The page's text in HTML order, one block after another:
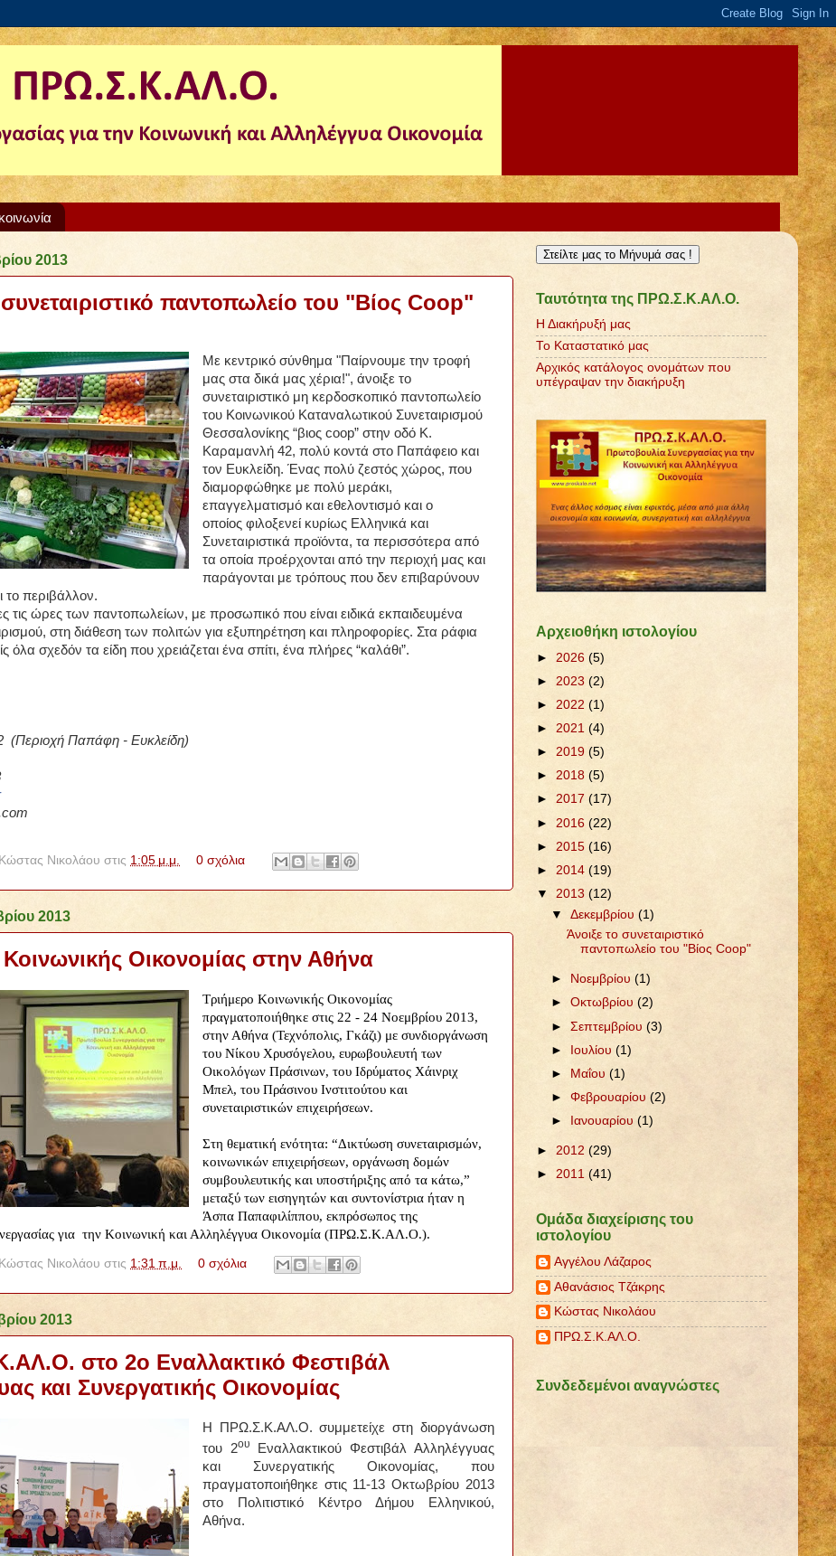
2013
παντοπωλείο του "Βίος Coop"
Με κεντρικό σύνθημα "Παίρνουμε την τροφή
μας στα δικά μας χέρια!", άνοιξε το
συνεταιριστικό μη κερδοσκοπικό παντοπωλείο
του Κοινωνικού Καταναλωτικού Συνεταιρισμού
Θεσσαλονίκης “βιος coop” στην οδό Κ.
Καραμανλή 42, πολύ κοντά στο Παπάφειο και
τον Ευκλείδη. Ένας πολύ ζεστός χώρος, που
διαμορφώθηκε με πολύ μεράκι,
επαγγελματισμό και εθελοντισμό και ο
οποίοςφιλοξενεί κυρίως Ελληνικά και
Συνεταιριστικά προϊόντα, τα περισσότερα από
τα οποία προέρχονται από την περιοχή μας και
παράγονται με τρόπους που δεν επιβαρύνουν
περιβάλλον.
τις ώρες των παντοπωλείων, με προσωπικό που είναι ειδικά εκπαιδευμένα
στη διάθεση των πολιτών για εξυπηρέτηση και πληροφορίες. Στα ράφια
όλα σχεδόν τα είδη που χρειάζεται ένα σπίτι, ένα πλήρες “καλάθι”.
(Περιοχή Παπάφη - Ευκλείδη)
Κώστας Νικολάου στις 1:05 μ.μ. 0 σχόλια
2013
Οικονομίας στην Αθήνα
Τριήμερο Κοινωνικής Οικονομίας
πραγματοποιήθηκε στις 22 - 24 Νοεμβρίου 2013,
στην Αθήνα (Τεχνόπολις, Γκάζι) με συνδιοργάνωση
του Νίκου Χρυσόγελου, ευρωβουλευτή των
Οικολόγων Πράσινων, τουΙδρύματος Χάινριχ
Μπελ, του Πράσινου Ινστιτούτου και
συνεταιριστικών επιχειρήσεων.
Στη θεματική ενότητα: “Δικτύωση συνεταιρισμών,
κοινωνικών επιχειρήσεων, οργάνωση δομών
συμβουλευτικής και υποστήριξης από τα κάτω,”
μεταξύ των εισηγητών και συντονίστρια ήταν η
Άσπα Παπαφιλίππου, εκπρόσωπος της
για την Κοινωνική και Αλληλέγγυα Οικονομία (ΠΡΩ.Σ.Κ.ΑΛ.Ο.).
Κώστας Νικολάου στις 1:31 π.μ. 0 σχόλια
2013
στο 2ο Εναλλακτικό Φεστιβάλ
και Συνεργατικής Οικονομίας
Η ΠΡΩ.Σ.Κ.ΑΛ.Ο. συμμετείχε στη διοργάνωση
του 2ου
Εναλλακτικού Φεστιβάλ Αλληλέγγυας
και Συνεργατικής Οικονομίας, που
πραγματοποιήθηκε στις 11-13 Οκτωβρίου 2013
στο Πολιτιστικό Κέντρο Δήμου Ελληνικού,
Αθήνα.
Στείλτε μας το Μήνυμά σας !
Ταυτότητα της ΠΡΩ.Σ.Κ.ΑΛ.Ο.
Η Διακήρυξή μας
Το Καταστατικό μας
Αρχικός κατάλογος ονομάτων που
υπέγραψαν την διακήρυξη
Αρχειοθήκη ιστολογίου
► 2026 (5)
► 2023 (2)
► 2022 (1)
► 2021 (4)
► 2019 (5)
► 2018 (5)
► 2017 (17)
► 2016 (22)
► 2015 (16)
► 2014 (19)
▼ 2013 (12)
▼Δεκεμβρίου(1)
Άνοιξε το συνεταιριστικό
παντοπωλείο του "Βίος Coop"
► Νοεμβρίου(1)
►Οκτωβρίου(2)
►Σεπτεμβρίου(3)
► Ιουλίου(1)
►
Μαΐου(1)
►Φεβρουαρίου(2)
►
Ιανουαρίου(1)
► 2012 (29)
► 2011 (41)
Ομάδα διαχείρισης του
ιστολογίου
Αγγέλου Λάζαρος
Αθανάσιος Τζάκρης
Κώστας Νικολάου
ΠΡΩ.Σ.Κ.ΑΛ.Ο.
Συνδεδεμένοι αναγνώστες